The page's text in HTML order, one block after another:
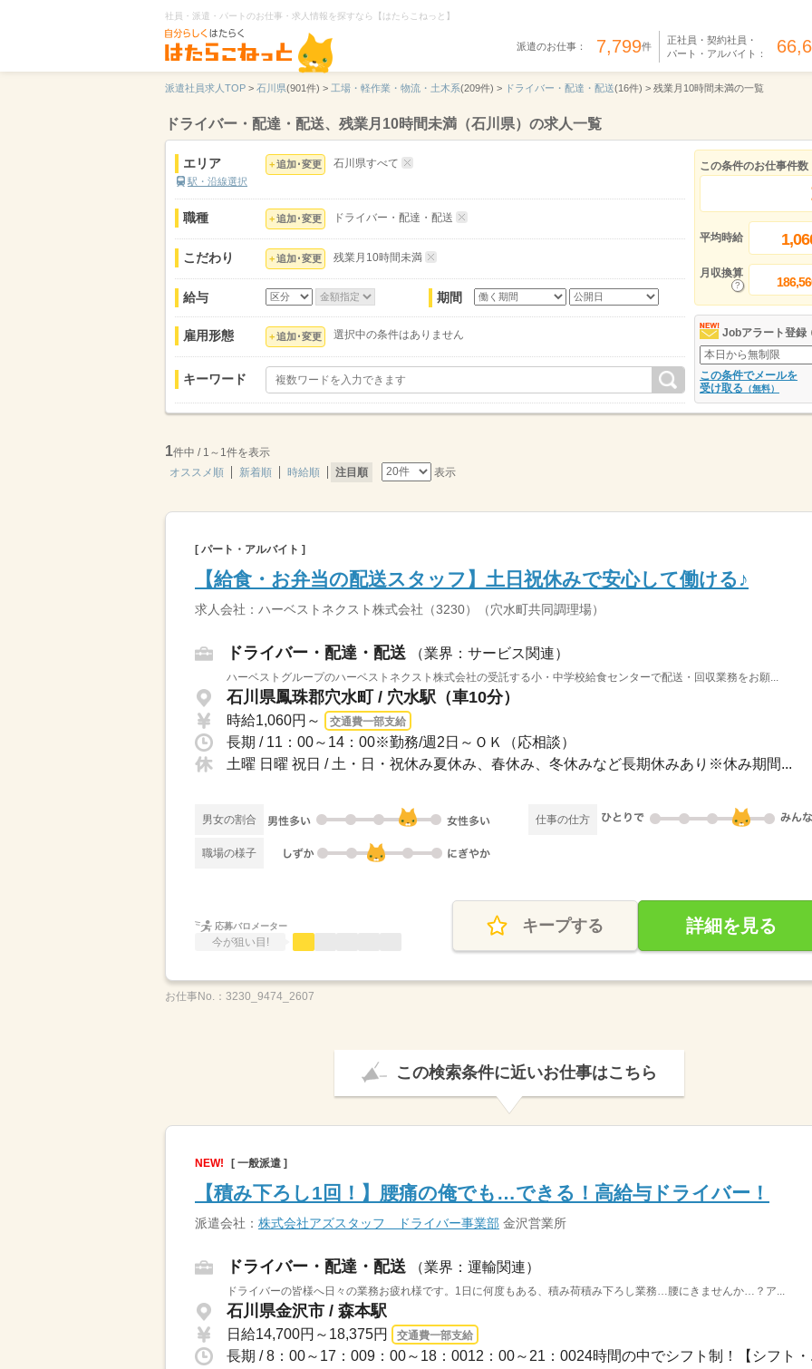
社員・派遣・パートのお仕事・求人情報を探すなら【はたらこねっと】
派遣のお仕事： 7,799件
正社員・契約社員・
パート・アルバイト：
派遣社員求人TOP > 石川県(901件) > 工場・軽作業・物流・土木系(209件) > ドライバー・配達・配送(16件) > 残業月10時間未満の一覧
ドライバー・配達・配送、残業月10時間未満（石川県）の求人一覧
エリア
駅・沿線選択
追加･変更 石川県すべて
職種 追加･変更 ドライバー・配達・配送
こだわり 追加･変更 残業月10時間未満
給与 期間
雇用形態 追加･変更 選択中の条件はありません
キーワード
この条件のお仕事件数
平均時給
月収換算
Jobアラート登録
この条件でメールを
受け取る （無料）
1件中 / 1～1件を表示
オススメ順
新着順 時給順 注目順 表示
[ パート・アルバイト ]
【給食・お弁当の配送スタッフ】土日祝休みで安心して働ける♪
求人会社：ハーベストネクスト株式会社（3230）（穴水町共同調理場）
ドライバー・配達・配送 （業界：サービス関連）
ハーベストグループのハーベストネクスト株式会社の受託する小・中学校給食センターで配送・回収業務をお願...
石川県鳳珠郡穴水町 / 穴水駅（車10分）
時給1,060円～ 交通費一部支給
長期 / 11：00～14：00※勤務/週2日～ＯＫ（応相談）
土曜 日曜 祝日 / 土・日・祝休み夏休み、春休み、冬休みなど長期休みあり※休み期間...
男女の割合 仕事の仕方
職場の様子
応募バロメーター
今が狙い目!
キープする 詳細を見る
お仕事No.： 3230_9474_2607
この検索条件に近いお仕事はこちら
NEW! [ 一般派遣 ]
【積み下ろし1回！】腰痛の俺でも…できる！高給与ドライバー！
派遣会社： 株式会社アズスタッフ ドライバー事業部 金沢営業所
ドライバー・配達・配送 （業界：運輸関連）
ドライバーの皆様へ日々の業務お疲れ様です。1日に何度もある、積み荷積み下ろし業務…腰にきませんか…？ア...
石川県金沢市 / 森本駅
日給14,700円～18,375円 交通費一部支給
長期 / 8：00～17：009：00～18：0012：00～21：0024時間の中でシフト制！【シフト・